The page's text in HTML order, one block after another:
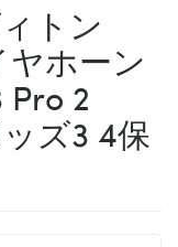
トン
ホーン
2
ズ3 4保